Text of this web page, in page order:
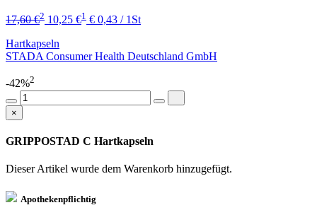
17,60 €2 10,25 €1 € 0,43 / 1St
Hartkapseln
STADA Consumer Health Deutschland GmbH
-42%2
×
GRIPPOSTAD C Hartkapseln
Dieser Artikel wurde dem Warenkorb hinzugefügt.
Apothekenpflichtig